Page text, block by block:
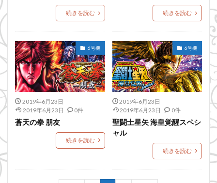
続きを読む 続きを読む
6号機
2019年6月23日
2019年6月23日
0件
蒼天の拳 朋友
続きを読む
6号機
2019年6月23日
2019年6月23日
0件
聖闘士星矢 海皇覚醒スペシ
ャル
続きを読む